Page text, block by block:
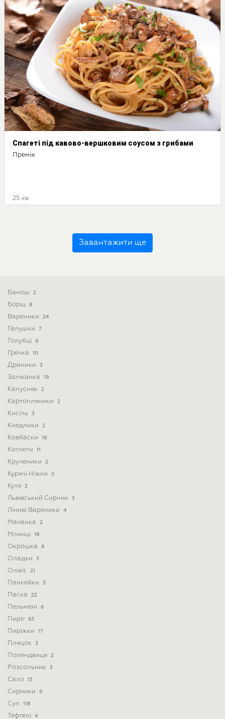
Спагеті під кавово-вершковим соусом з грибами
Премія
25 хв
Завантажити ще
Банош 2
Борщ 8
Вареники 24
Галушки 7
Голубці 6
Гречка 10
Драники 3
Запіканка 19
Капусняк 2
Картопляники 2
Кисіль 3
Кнедлики 2
Ковбаски 18
Котлети 11
Крученики 2
Курячі Ніжки 5
Кутя 3
Львівський Сирник 3
Ліниві Вареники 4
Мачанка 2
Млинці 18
Окрошка 6
Оладки 3
Олів'є 21
Панкейки 3
Паска 22
Пельмені 6
Пиріг 63
Пиріжки 17
Пляцок 3
Полендвиця 2
Розсольник 3
Сало 13
Сирники 9
Суп 118
Тефтелі 4